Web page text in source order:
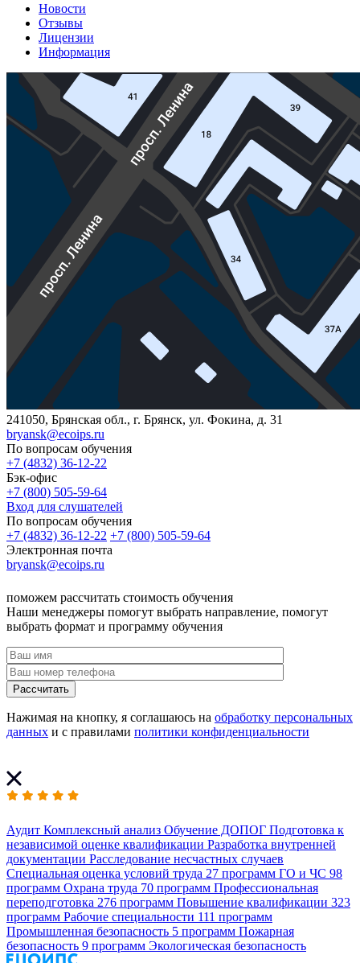
Новости
Отзывы
Лицензии
Информация
241050, Брянская обл., г. Брянск, ул. Фокина, д. 31
bryansk@ecoips.ru
По вопросам обучения
+7 (4832) 36-12-22
Бэк-офис
+7 (800) 505-59-64
Вход для слушателей
По вопросам обучения
+7 (4832) 36-12-22 +7 (800) 505-59-64
Электронная почта
bryansk@ecoips.ru
поможем рассчитать стоимость обучения
Наши менеджеры помогут выбрать направление, помогут
выбрать формат и программу обучения
Рассчитать
Нажимая на кнопку, я соглашаюсь на обработку персональных
данных и с правилами политики конфиденциальности
Аудит Комплексный анализ Обучение ДОПОГ Подготовка к
независимой оценке квалификации Разработка внутренней
документации Расследование несчастных случаев
Специальная оценка условий труда 27 программ ГО и ЧС 98
программ Охрана труда 70 программ Профессиональная
переподготовка 276 программ Повышение квалификации 323
программ Рабочие специальности 111 программ
Промышленная безопасность 5 программ Пожарная
безопасность 9 программ Экологическая безопасность